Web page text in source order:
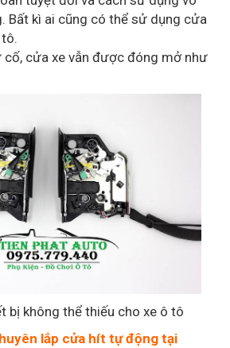
Bất kì ai cũng có thể sử dụng cửa
cố, cửa xe vẫn được đóng mở như
bị không thể thiếu cho xe ô tô
lắp cửa hít tự động tại